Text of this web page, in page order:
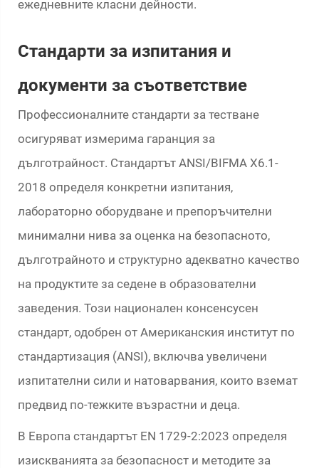
ежедневните класни дейности.
Стандарти за изпитания и
документи за съответствие
Профессионалните стандарти за тестване
осигуряват измерима гаранция за
дълготрайност. Стандартът ANSI/BIFMA X6.1-
2018 определя конкретни изпитания,
лабораторно оборудване и препоръчителни
минимални нива за оценка на безопасното,
дълготрайното и структурно адекватно качество
на продуктите за седене в образователни
заведения. Този национален консенсусен
стандарт, одобрен от Американския институт по
стандартизация (ANSI), включва увеличени
изпитателни сили и натоварвания, които вземат
предвид по-тежките възрастни и деца.
В Европа стандартът EN 1729-2:2023 определя
изискванията за безопасност и методите за